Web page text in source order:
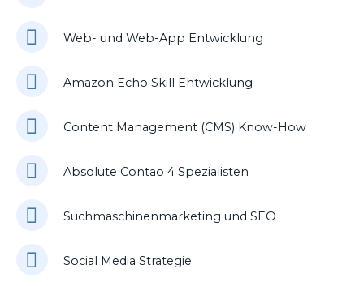
Web- und Web-App Entwicklung
Amazon Echo Skill Entwicklung
Content Management (CMS) Know-How
Absolute Contao 4 Spezialisten
Suchmaschinenmarketing und SEO
Social Media Strategie